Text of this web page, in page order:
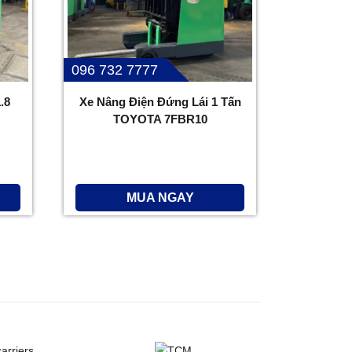
096 732 7777
Xe Nâng Điện Đứng Lái 1 Tấn
TOYOTA 7FBR10
MUA NGAY